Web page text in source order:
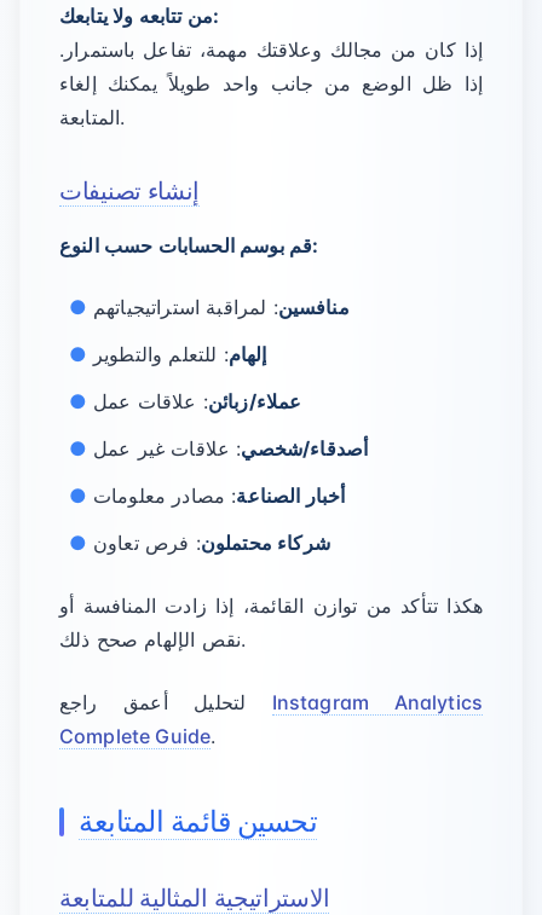
من تتابعه ولا يتابعك:
إذا كان من مجالك وعلاقتك مهمة، تفاعل باستمرار.
إذا ظل الوضع من جانب واحد طويلاً يمكنك إلغاء
المتابعة.
إنشاء تصنيفات
قم بوسم الحسابات حسب النوع:
منافسين: لمراقبة استراتيجياتهم
إلهام: للتعلم والتطوير
عملاء/زبائن: علاقات عمل
أصدقاء/شخصي: علاقات غير عمل
أخبار الصناعة: مصادر معلومات
شركاء محتملون: فرص تعاون
هكذا تتأكد من توازن القائمة، إذا زادت المنافسة أو
نقص الإلهام صحح ذلك.
Instagram Analytics
Complete Guide.
تحسين قائمة المتابعة
الاستراتيجية المثالية للمتابعة